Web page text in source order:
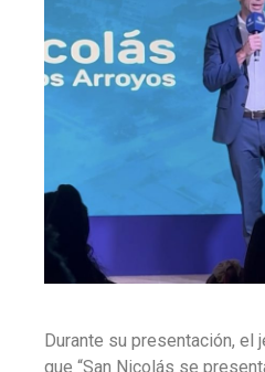
Durante su presentación, el
que “San Nicolás se